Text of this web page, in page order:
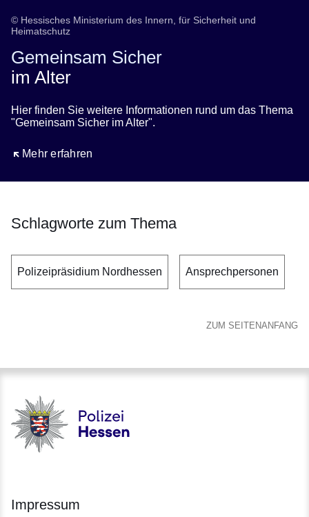
© Hessisches Ministerium des Innern, für Sicherheit und
Heimatschutz
Gemeinsam Sicher
im Alter
Hier finden Sie weitere Informationen rund um das Thema
"Gemeinsam Sicher im Alter".
Mehr erfahren
Öffnet sich in einem neuen Fenster
Schlagworte zum Thema
Polizeipräsidium Nordhessen Ansprechpersonen
ZUM SEITENANFANG
Polizei - Polizei.hessen.de
Impressum